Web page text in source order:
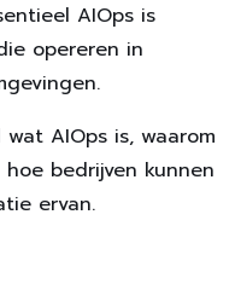
AIOps is
opereren in
AIOps is, waarom
bedrijven kunnen
ervan.